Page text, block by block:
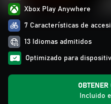
Xbox Play Anywhere
7 Características de
13 Idiomas admitidos
Optimizado para
OBTENER
Incluido